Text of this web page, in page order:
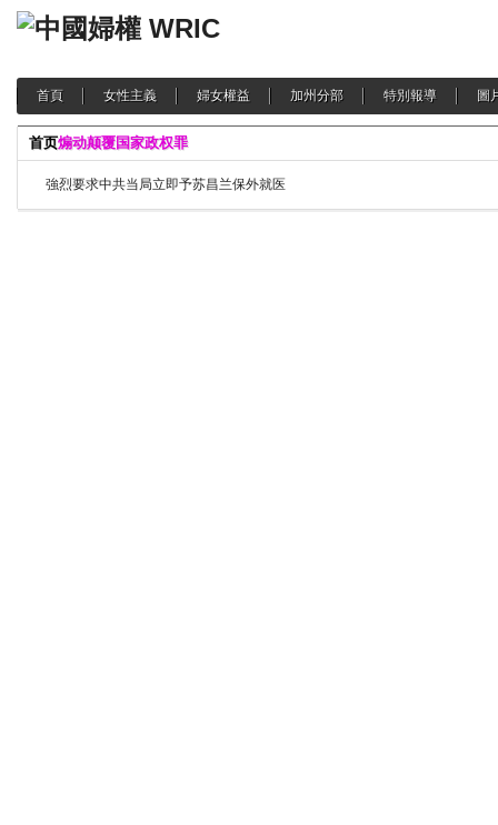
首頁 女性主義 婦女權益 加州分部 特別報導 圖
首页煽动颠覆国家政权罪
強烈要求中共当局立即予苏昌兰保外就医